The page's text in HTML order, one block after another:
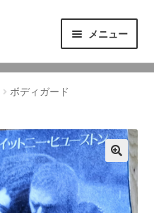
メニュー
ボディガード